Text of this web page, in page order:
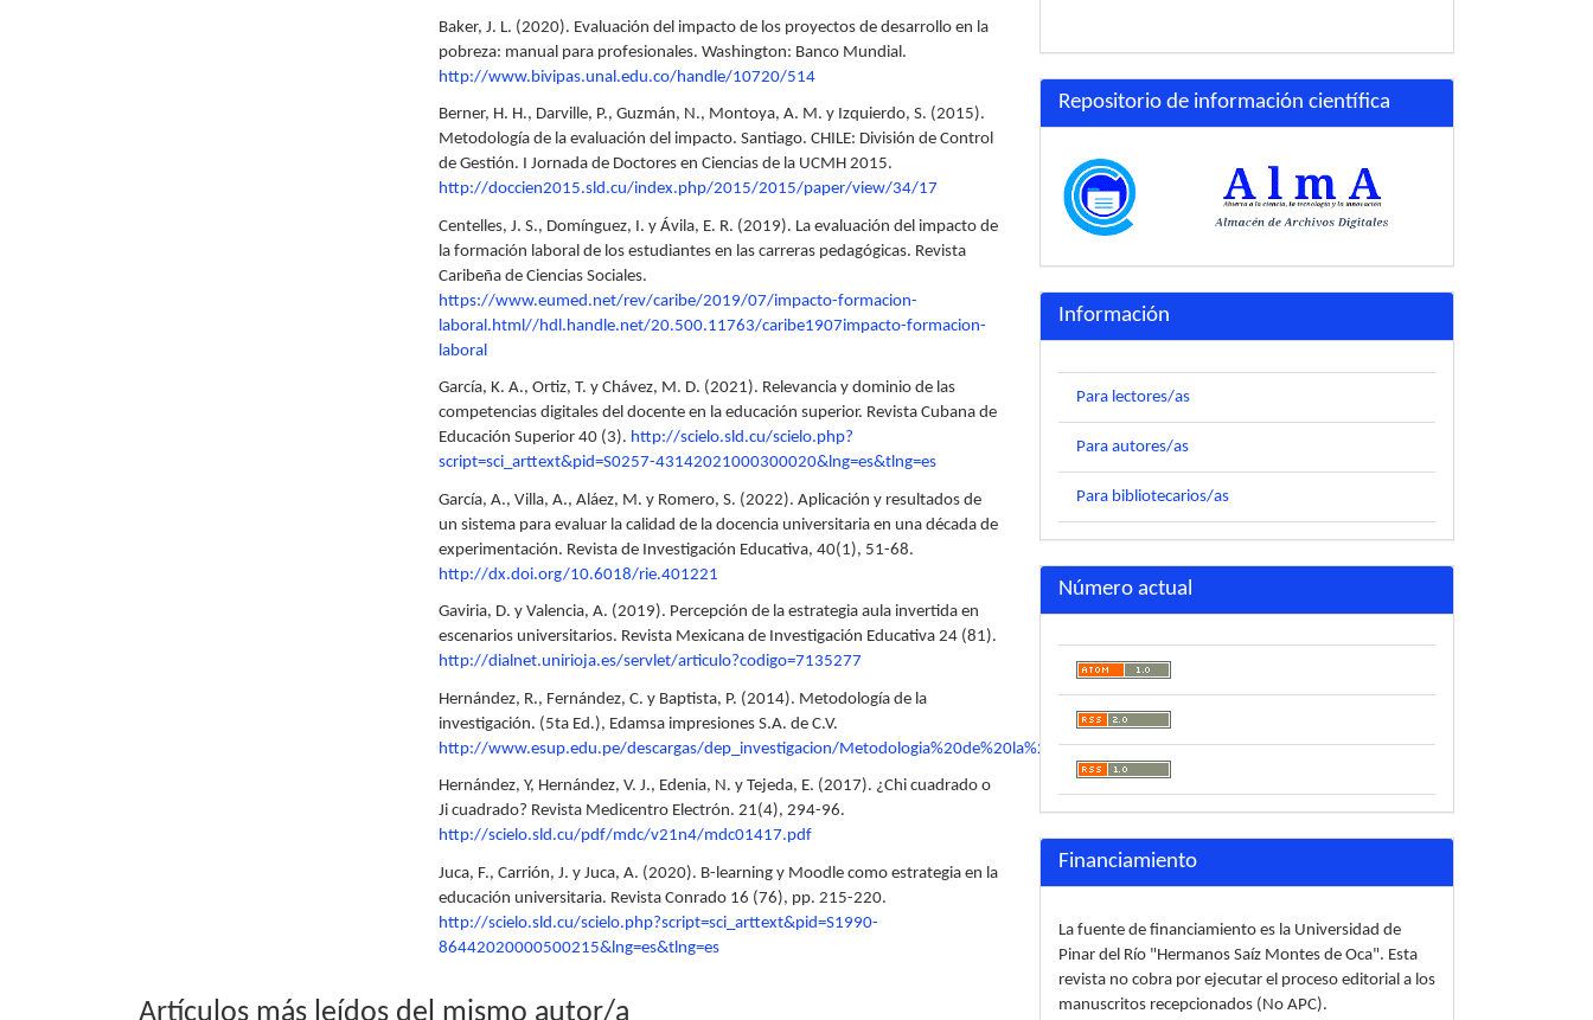
Baker, J. L. (2020). Evaluación del impacto de los proyectos de desarrollo en la
pobreza: manual para profesionales. Washington: Banco Mundial.
http://www.bivipas.unal.edu.co/handle/10720/514
Berner, H. H., Darville, P., Guzmán, N., Montoya, A. M. y Izquierdo, S. (2015).
Metodología de la evaluación del impacto. Santiago. CHILE: División de Control
de Gestión. I Jornada de Doctores en Ciencias de la UCMH 2015.
http://doccien2015.sld.cu/index.php/2015/2015/paper/view/34/17
Centelles, J. S., Domínguez, I. y Ávila, E. R. (2019). La evaluación del impacto de
la formación laboral de los estudiantes en las carreras pedagógicas. Revista
Caribeña de Ciencias Sociales.
https://www.eumed.net/rev/caribe/2019/07/impacto-formacion-
laboral.html//hdl.handle.net/20.500.11763/caribe1907impacto-formacion-
laboral
García, K. A., Ortiz, T. y Chávez, M. D. (2021). Relevancia y dominio de las
competencias digitales del docente en la educación superior. Revista Cubana de
Educación Superior 40 (3). http://scielo.sld.cu/scielo.php?
script=sci_arttext&pid=S0257-43142021000300020&lng=es&tlng=es
García, A., Villa, A., Aláez, M. y Romero, S. (2022). Aplicación y resultados de
un sistema para evaluar la calidad de la docencia universitaria en una década de
experimentación. Revista de Investigación Educativa, 40(1), 51-68.
http://dx.doi.org/10.6018/rie.401221
Gaviria, D. y Valencia, A. (2019). Percepción de la estrategia aula invertida en
escenarios universitarios. Revista Mexicana de Investigación Educativa 24 (81).
http://dialnet.unirioja.es/servlet/articulo?codigo=7135277
Hernández, R., Fernández, C. y Baptista, P. (2014). Metodología de la
investigación. (5ta Ed.), Edamsa impresiones S.A. de C.V.
http://www.esup.edu.pe/descargas/dep_investigacion/Metodologia%20de%20la%20investigaci%C3%B3n%205ta%20Edici%C3%B3n.pdf
Hernández, Y, Hernández, V. J., Edenia, N. y Tejeda, E. (2017). ¿Chi cuadrado o
Ji cuadrado? Revista Medicentro Electrón. 21(4), 294-96.
http://scielo.sld.cu/pdf/mdc/v21n4/mdc01417.pdf
Juca, F., Carrión, J. y Juca, A. (2020). B-learning y Moodle como estrategia en la
educación universitaria. Revista Conrado 16 (76), pp. 215-220.
http://scielo.sld.cu/scielo.php?script=sci_arttext&pid=S1990-
86442020000500215&lng=es&tlng=es
Artículos más leídos del mismo autor/a
Repositorio de información científica
Información
Para lectores/as
Para autores/as
Para bibliotecarios/as
Número actual
Financiamiento
La fuente de financiamiento es la Universidad de
Pinar del Río "Hermanos Saíz Montes de Oca". Esta
revista no cobra por ejecutar el proceso editorial a los
manuscritos recepcionados (No APC).